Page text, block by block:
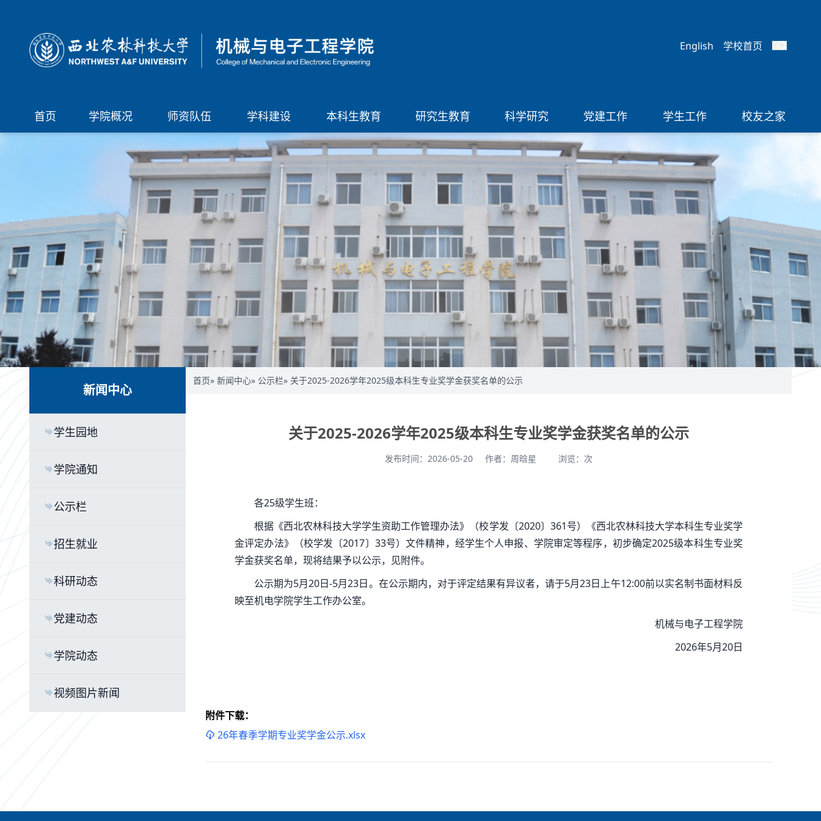
English 学校首页
首页 学院概况 师资队伍 学科建设 本科生教育 研究生教育 科学研究 党建工作 学生工作 校友之家
新闻中心
学生园地
学院通知
公示栏
招生就业
科研动态
党建动态
学院动态
视频图片新闻
首页» 新闻中心» 公示栏» 关于2025-2026学年2025级本科生专业奖学金获奖名单的公示
关于2025-2026学年2025级本科生专业奖学金获奖名单的公示
发布时间：2026-05-20 作者：周晗星 浏览： 次
各25级学生班：
根据《西北农林科技大学学生资助工作管理办法》（校学发〔2020〕361号）《西北农林科技大学本科生专业奖学
金评定办法》（校学发〔2017〕33号）文件精神，经学生个人申报、学院审定等程序，初步确定2025级本科生专业奖
学金获奖名单，现将结果予以公示，见附件。
公示期为5月20日-5月23日。在公示期内，对于评定结果有异议者，请于5月23日上午12:00前以实名制书面材料反
映至机电学院学生工作办公室。
机械与电子工程学院
2026年5月20日
附件下载：
26年春季学期专业奖学金公示.xlsx